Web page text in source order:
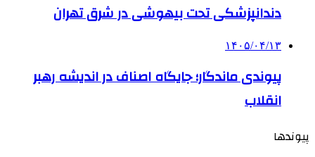
دندانپزشکی تحت بیهوشی در شرق تهران
۱۴۰۵/۰۴/۱۳
پیوندی ماندگار؛ جایگاه اصناف در اندیشه رهبر
انقلاب
پیوندها